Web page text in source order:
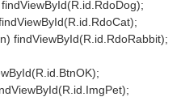
findViewById(R.id.RdoRabbit);